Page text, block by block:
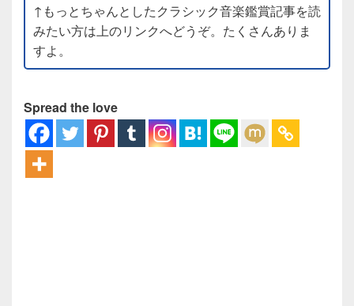
↑もっとちゃんとしたクラシック音楽鑑賞記事を読
みたい方は上のリンクへどうぞ。たくさんありま
すよ。
Spread the love